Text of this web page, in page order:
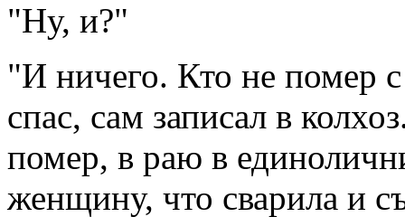
"Ну, и?"
"И ничего. Кто не помер
спас, сам записал в
помер, в раю в
женщину, что сварила и